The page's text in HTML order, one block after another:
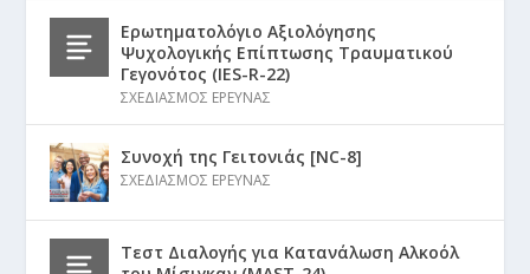
Ερωτηματολόγιο Αξιολόγησης
Ψυχολογικής Επίπτωσης Τραυματικού
Γεγονότος (IES-R-22)
ΣΧΕΔΙΑΣΜΟΣ ΕΡΕΥΝΑΣ
Συνοχή της Γειτονιάς [NC-8]
ΣΧΕΔΙΑΣΜΟΣ ΕΡΕΥΝΑΣ
Τεστ Διαλογής για Κατανάλωση Αλκοόλ